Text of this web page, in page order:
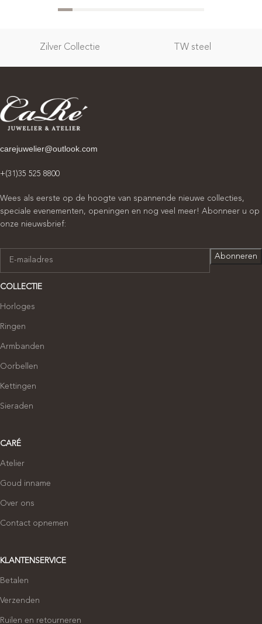
Zilver Collectie TW steel
carejuwelier@outlook.com
+(31)35 525 8800
Wees als eerste op de hoogte van spannende nieuwe collecties,
speciale evenementen, openingen en nog veel meer! Abonneer u op
onze nieuwsbrief:
COLLECTIE
Horloges
Ringen
Armbanden
Oorbellen
Kettingen
Sieraden
CARÉ
Atelier
Goud inname
Over ons
Contact opnemen
KLANTENSERVICE
Betalen
Verzenden
Ruilen en retourneren